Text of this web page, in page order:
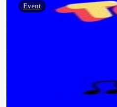
Event